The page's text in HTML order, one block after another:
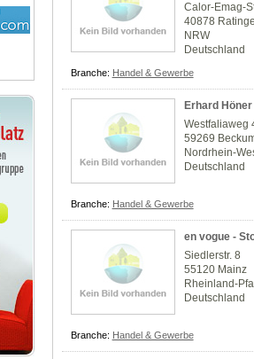
Calor-Emag-
40878
NRW
Deutschland
Branche: Handel & Gewerbe
Erhard
Westfaliaweg
59269
Nordrhein-
Deutschland
Branche: Handel & Gewerbe
en vogue -
Siedlerstr. 8
55120 Mainz
Rheinland-
Deutschland
Branche: Handel & Gewerbe